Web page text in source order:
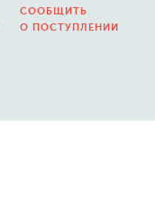
СООБЩИТЬ
О ПОСТУПЛЕНИИ